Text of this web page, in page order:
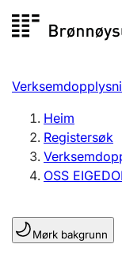
Registersøk
Aksjeselskap
Registrere,
Lag og foreining
Heim
Registersøk
OSS
Mørk bakgrunn